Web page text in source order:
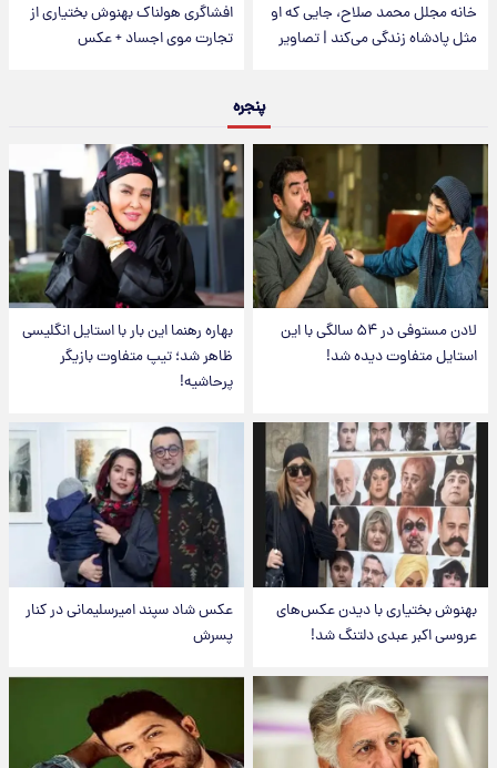
خانه مجلل محمد صلاح، جایی که او
مثل پادشاه زندگی می‌کند | تصاویر
افشاگری هولناک بهنوش بختیاری از
تجارت موی اجساد + عکس
پنجره
لادن مستوفی در ۵۴ سالگی با این
استایل متفاوت دیده شد!
بهاره رهنما این بار با استایل انگلیسی
ظاهر شد؛ تیپ متفاوت بازیگر
پرحاشیه!
بهنوش بختیاری با دیدن عکس‌های
عروسی اکبر عبدی دلتنگ شد!
عکس شاد سپند امیرسلیمانی در کنار
پسرش